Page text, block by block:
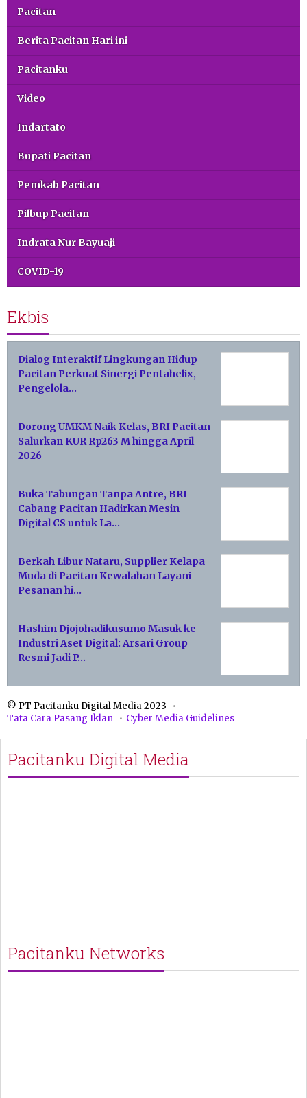
Pacitan
Berita Pacitan Hari ini
Pacitanku
Video
Indartato
Bupati Pacitan
Pemkab Pacitan
Pilbup Pacitan
Indrata Nur Bayuaji
COVID-19
Ekbis
Dialog Interaktif Lingkungan Hidup
Pacitan Perkuat Sinergi Pentahelix,
Pengelola…
Dorong UMKM Naik Kelas, BRI Pacitan
Salurkan KUR Rp263 M hingga April
2026
Buka Tabungan Tanpa Antre, BRI
Cabang Pacitan Hadirkan Mesin
Digital CS untuk La…
Berkah Libur Nataru, Supplier Kelapa
Muda di Pacitan Kewalahan Layani
Pesanan hi…
Hashim Djojohadikusumo Masuk ke
Industri Aset Digital: Arsari Group
Resmi Jadi P…
© PT Pacitanku Digital Media 2023
Tata Cara Pasang Iklan
Cyber Media Guidelines
Pacitanku Digital Media
Pacitanku Networks